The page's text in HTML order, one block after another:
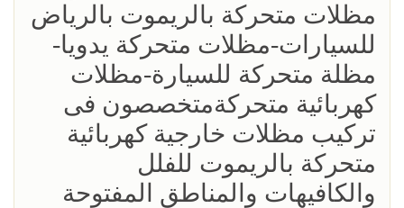
مظلات متحركة بالريموت بالرياض
للسيارات-مظلات متحركة يدويا-
مظلة متحركة للسيارة-مظلات
كهربائية متحركةمتخصصون فى
تركيب مظلات خارجية كهربائية
متحركة بالريموت للفلل
والكافيهات والمناطق المفتوحة